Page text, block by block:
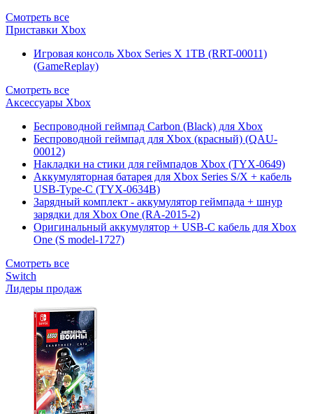
Смотреть все
Приставки Xbox
Игровая консоль Xbox Series X 1TB (RRT-00011)
(GameReplay)
Смотреть все
Аксессуары Xbox
Беспроводной геймпад Carbon (Black) для Xbox
Беспроводной геймпад для Xbox (красный) (QAU-
00012)
Накладки на стики для геймпадов Xbox (TYX-0649)
Аккумуляторная батарея для Xbox Series S/X + кабель
USB-Type-C (TYX-0634B)
Зарядный комплект - аккумулятор геймпада + шнур
зарядки для Xbox One (RA-2015-2)
Оригинальный аккумулятор + USB-C кабель для Xbox
One (S model-1727)
Смотреть все
Switch
Лидеры продаж